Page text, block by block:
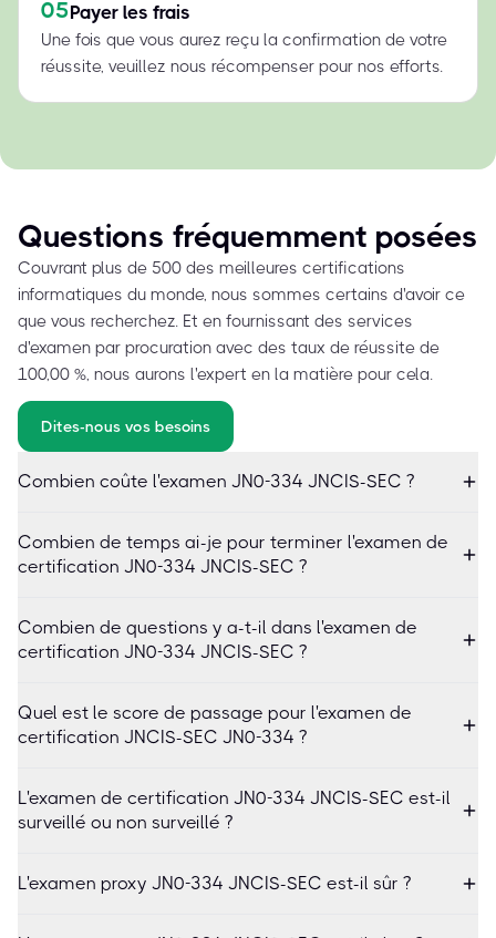
05Payer les frais
Une fois que vous aurez reçu la confirmation de votre
réussite, veuillez nous récompenser pour nos efforts.
Questions fréquemment posées
Couvrant plus de 500 des meilleures certifications
informatiques du monde, nous sommes certains d'avoir ce
que vous recherchez. Et en fournissant des services
d'examen par procuration avec des taux de réussite de
100,00 %, nous aurons l'expert en la matière pour cela.
Dites-nous vos besoins
Combien coûte l'examen JN0-334 JNCIS-SEC ?
Combien de temps ai-je pour terminer l'examen de
certification JN0-334 JNCIS-SEC ?
Combien de questions y a-t-il dans l'examen de
certification JN0-334 JNCIS-SEC ?
Quel est le score de passage pour l'examen de
certification JNCIS-SEC JN0-334 ?
L'examen de certification JN0-334 JNCIS-SEC est-il
surveillé ou non surveillé ?
L'examen proxy JN0-334 JNCIS-SEC est-il sûr ?